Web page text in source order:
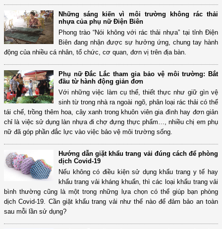
Những sáng kiến vì môi trường không rác thải
nhựa của phụ nữ Điện Biên
Phong trào “Nói không với rác thải nhựa” tại tỉnh Điện
Biên đang nhận được sự hưởng ứng, chung tay hành
động của nhiều cá nhân, tổ chức, cơ quan, đơn vị trên địa bàn.
Phụ nữ Đắc Lắc tham gia bảo vệ môi trường: Bắt
đầu từ hành động giản đơn
Với những việc làm cụ thể, thiết thực như giữ gìn vệ
sinh từ trong nhà ra ngoài ngõ, phân loại rác thải có thể
tái chế, trồng thêm hoa, cây xanh trong khuôn viên gia đình hay đơn giản
chỉ là việc sử dụng làn nhựa đi chợ đựng thực phẩm…, nhiều chị em phụ
nữ đã góp phần đắc lực vào việc bảo vệ môi trường sống.
Hướng dẫn giặt khẩu trang vải đúng cách để phòng
dịch Covid-19
Nếu không có điều kiện sử dụng khẩu trang y tế hay
khẩu trang vải kháng khuẩn, thì các loại khẩu trang vải
bình thường cũng là một trong những lựa chọn có thể giúp bạn phòng
dịch Covid-19. Cần giặt khẩu trang vải như thế nào để đảm bảo an toàn
sau mỗi lần sử dụng?